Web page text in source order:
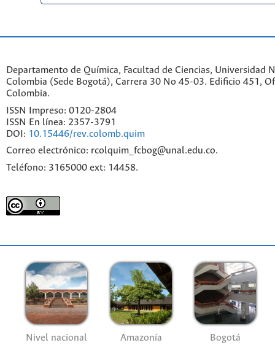
Departamento de Química, Facultad de Ciencias, Universidad
Colombia (Sede Bogotá), Carrera 30 No 45-03. Edificio 451,
Colombia.
ISSN Impreso: 0120-2804
ISSN En línea: 2357-3791
DOI: 10.15446/rev.colomb.quim
Correo electrónico: rcolquim_fcbog@unal.edu.co.
Teléfono: 3165000 ext: 14458.
Nivel nacional Amazonía Bogotá